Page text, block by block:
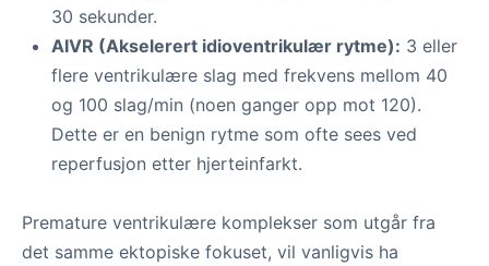
30 sekunder.
AIVR (Akselerert idioventrikulær rytme): 3 eller
flere ventrikulære slag med frekvens mellom 40
og 100 slag/min (noen ganger opp mot 120).
Dette er en benign rytme som ofte sees ved
reperfusjon etter hjerteinfarkt.
Premature ventrikulære komplekser som utgår fra
det samme ektopiske fokuset, vil vanligvis ha